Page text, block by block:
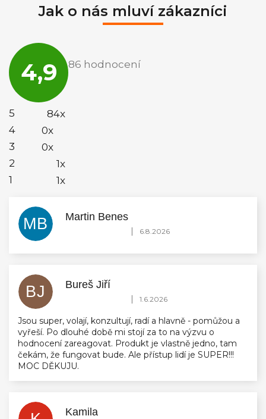
Jak o nás mluví zákazníci
4,9
obchodu
je
86 hodnocení
5
84x
4
0x
3
0x
2
1x
1
1x
MB Martin Benes
Hodnocení obchodu je 5 z 5 hvězdiček.
| 6.8.2026
BJ Bureš Jiří
Hodnocení obchodu je 5 z 5 hvězdiček.
| 1.6.2026
Jsou super, volají, konzultují, radí a hlavně - pomůžou a
vyřeší. Po dlouhé době mi stojí za to na výzvu o
hodnocení zareagovat. Produkt je vlastně jedno, tam
čekám, že fungovat bude. Ale přístup lidí je SUPER!!!
MOC DĚKUJU.
Kamila